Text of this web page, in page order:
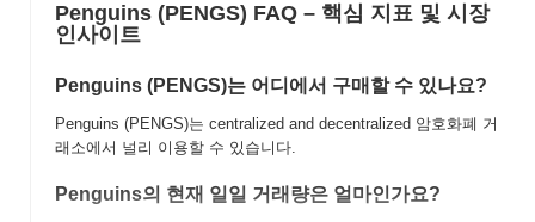
Penguins (PENGS) FAQ – 핵심 지표 및 시장
인사이트
Penguins (PENGS)는 어디에서 구매할 수 있나요?
Penguins (PENGS)는 centralized and decentralized 암호화폐 거
래소에서 널리 이용할 수 있습니다.
Penguins의 현재 일일 거래량은 얼마인가요?